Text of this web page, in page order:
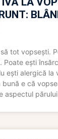
tot vopsești.
Poate ești
ești alergică la
e că
aspectul părului